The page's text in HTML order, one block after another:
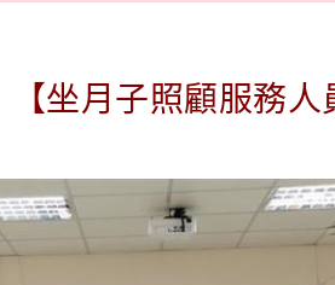
【坐月子照顧服務人